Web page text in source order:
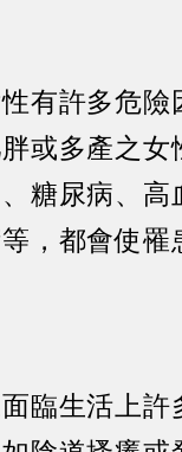
有許多危險
或多產之女
糖尿病、高
， 都會使罹
臨生活上許